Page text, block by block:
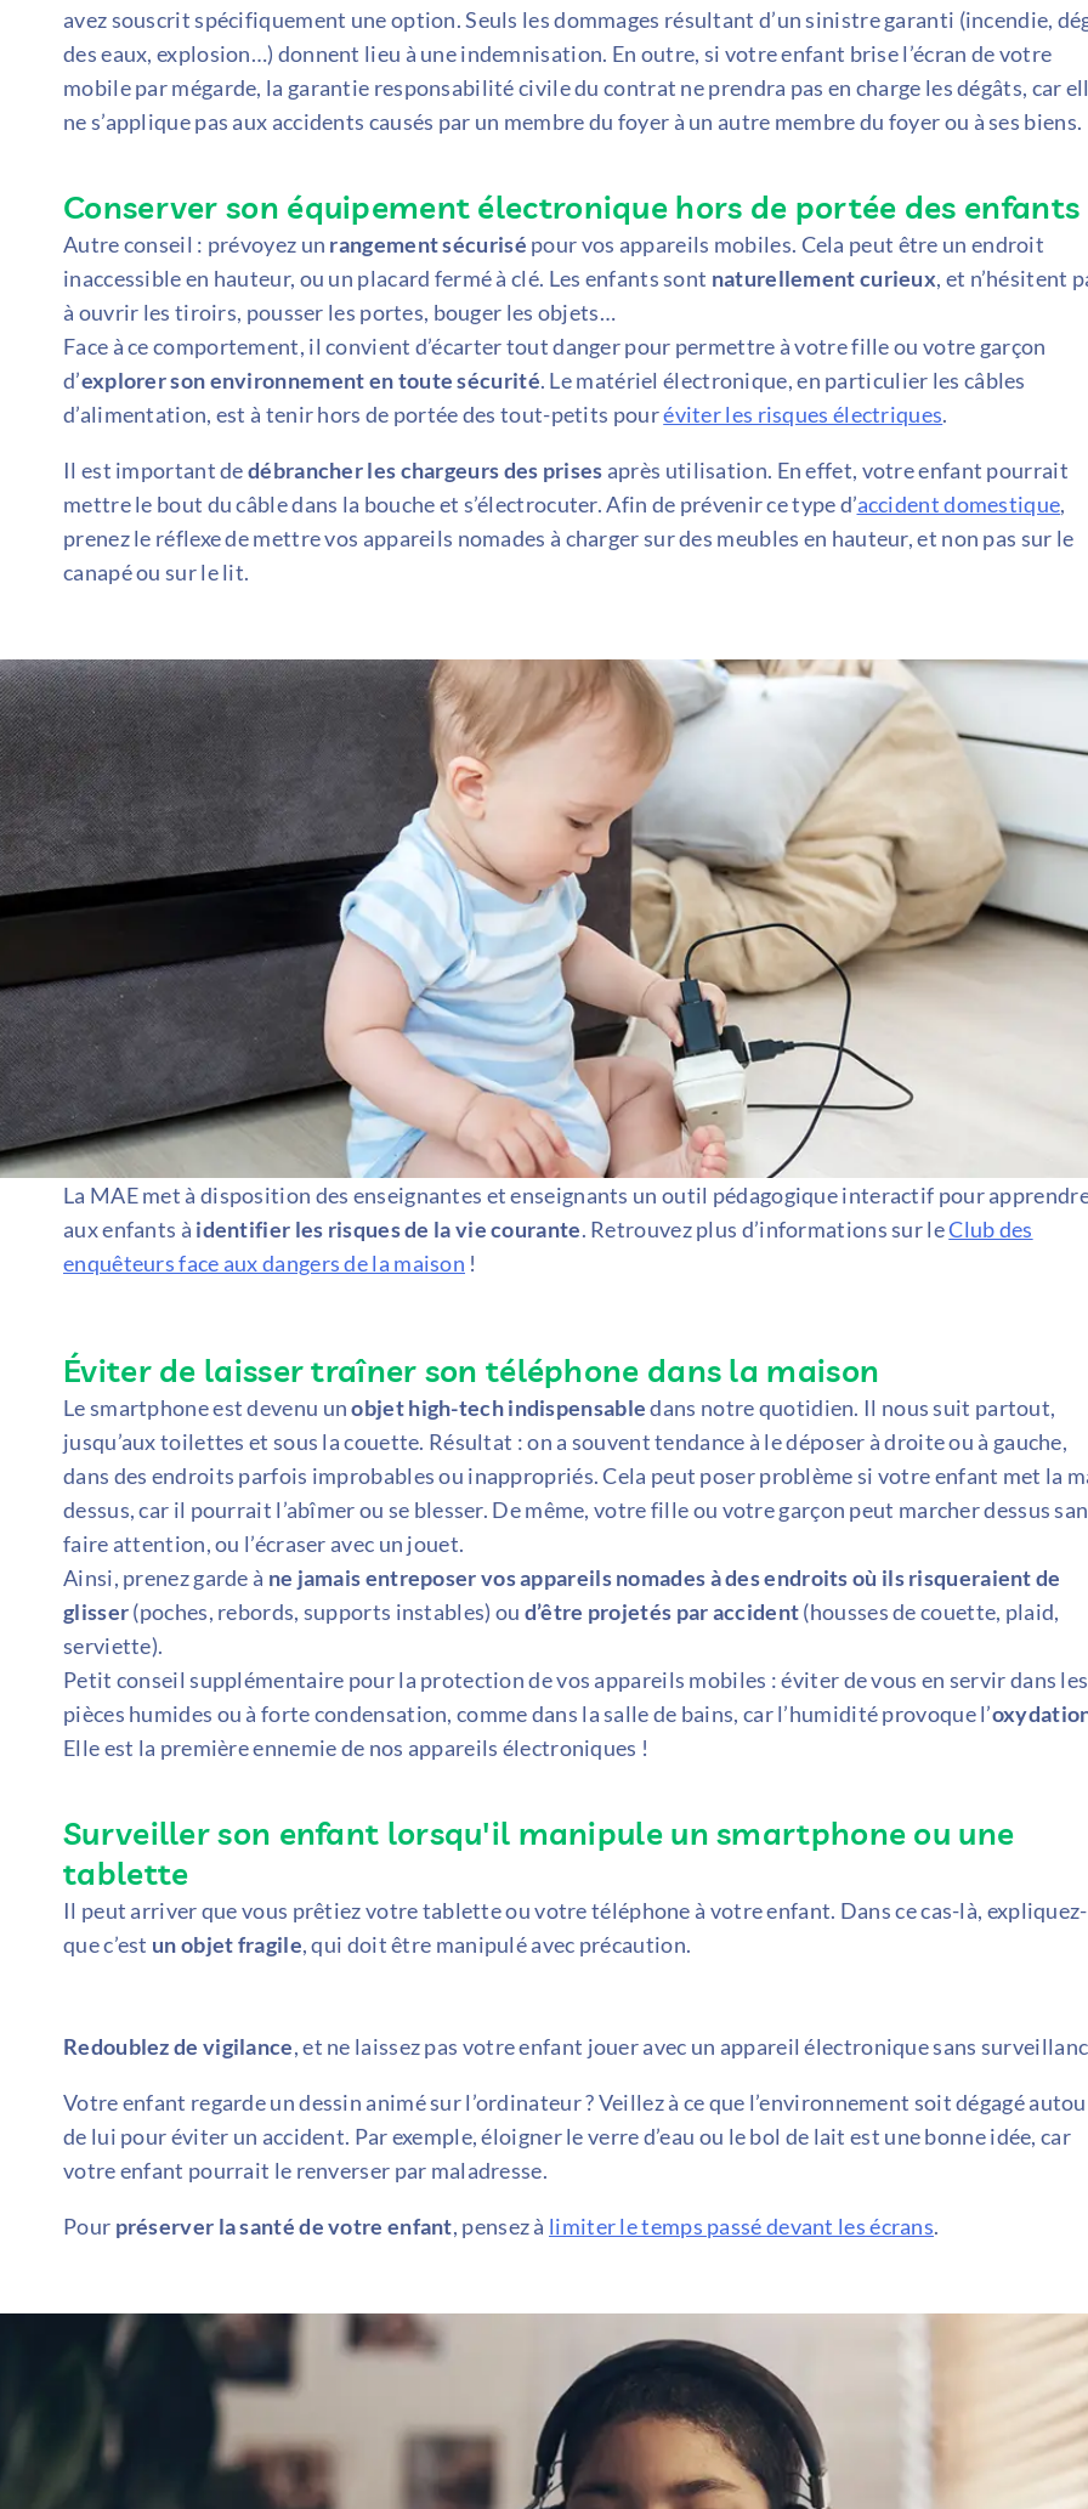
avez souscrit spécifiquement une option. Seuls les dommages résultant d’un sinistre garanti (incendie,
des eaux, explosion…) donnent lieu à une indemnisation. En outre, si votre enfant brise l’écran de votre
mobile par mégarde, la garantie responsabilité civile du contrat ne prendra pas en charge les dégâts, car
ne s’applique pas aux accidents causés par un membre du foyer à un autre membre du foyer ou à ses biens.
Conserver son équipement électronique hors de portée des enfants
Autre conseil : prévoyez un rangement sécurisé pour vos appareils mobiles. Cela peut être un endroit
inaccessible en hauteur, ou un placard fermé à clé. Les enfants sont naturellement curieux, et n’hésitent
à ouvrir les tiroirs, pousser les portes, bouger les objets…
Face à ce comportement, il convient d’écarter tout danger pour permettre à votre fille ou votre garçon
d’explorer son environnement en toute sécurité. Le matériel électronique, en particulier les câbles
d’alimentation, est à tenir hors de portée des tout-petits pouréviter les risques électriques.
Il est important dedébrancher les chargeurs des prises après utilisation. En effet, votre enfant pourrait
mettre le bout du câble dans la bouche et s’électrocuter. Afin de prévenir ce type d’accident domestique,
prenez le réflexe de mettre vos appareils nomades à charger sur des meubles en hauteur, et non pas sur le
canapé ou sur le lit.
La MAE met à disposition des enseignantes et enseignants un outil pédagogique interactif pour
aux enfants à identifier les risques de la vie courante. Retrouvez plus d’informations sur leClub des
enquêteurs face aux dangers de la maison !
Éviter de laisser traîner son téléphone dans la maison
Le smartphone est devenu unobjet high-tech indispensabledans notre quotidien. Il nous suit partout,
jusqu’aux toilettes et sous la couette. Résultat : on a souvent tendance à le déposer à droite ou à gauche,
dans des endroits parfois improbables ou inappropriés. Cela peut poser problème si votre enfant met la
dessus, car il pourrait l’abîmer ou se blesser. De même, votre fille ou votre garçon peut marcher dessus
faire attention, ou l’écraser avec un jouet.
Ainsi, prenez garde à ne jamais entreposer vos appareils nomades à des endroits où ils risqueraient de
glisser(poches, rebords, supports instables) ou d’être projetés par accident(housses de couette, plaid,
serviette).
Petit conseil supplémentaire pour la protection de vos appareils mobiles : éviter de vous en servir dans les
pièces humides ou à forte condensation, comme dans la salle de bains, car l’humidité provoque l’
Elle est la première ennemie de nos appareils électroniques !
Surveiller son enfant lorsqu'il manipule un smartphone ou une
tablette
Il peut arriver que vous prêtiez votre tablette ou votre téléphone à votre enfant. Dans ce cas-là,
que c’est un objet fragile, qui doit être manipulé avec précaution.
Redoublez de vigilance, et ne laissez pas votre enfant jouer avec un appareil électronique sans
Votre enfant regarde un dessin animé sur l’ordinateur ? Veillez à ce que l’environnement soit dégagé
de lui pour éviter un accident. Par exemple, éloigner le verre d’eau ou le bol de lait est une bonne idée, car
votre enfant pourrait le renverser par maladresse.
Pour préserver la santé de votre enfant, pensez à limiter le temps passé devant les écrans.